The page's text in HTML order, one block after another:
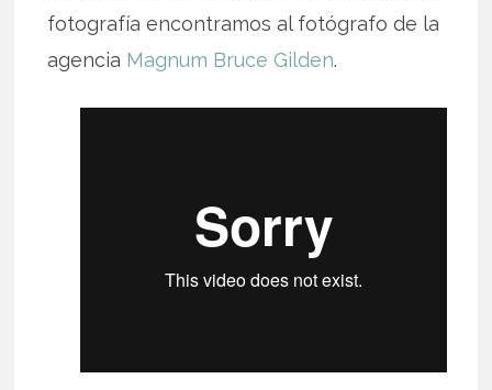
fotografía encontramos al fotógrafo de la
agencia Magnum Bruce Gilden.